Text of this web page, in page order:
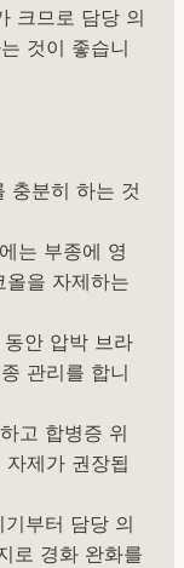
크므로 담당 의
것이 좋습니
분히 하는 것
는 부종에 영
을 자제하는
안 압박 브라
관리를 합니
고 합병증 위
제가 권장됩
부터 담당 의
로 경화 완화를